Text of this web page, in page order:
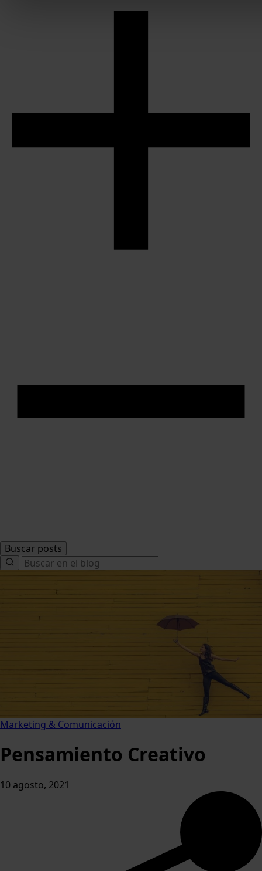
Buscar posts
Search
for:
Marketing & Comunicación
Pensamiento Creativo
10 agosto, 2021